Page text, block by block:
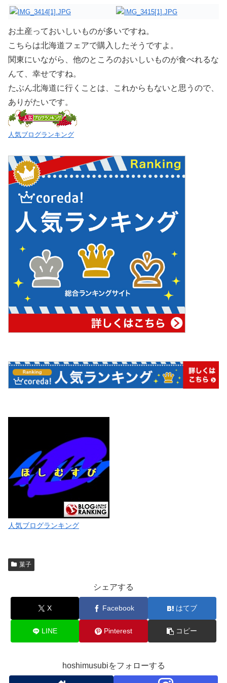
お土産っておいしいものが多いですね。
こちらは北海道フェアで購入したそうですよ。
関東にいながら、他のところのおいしいものが食べれるな
んて、幸せですね。
たぶん北海道に行くことは、これからもないと思うので、
ありがたいです。
人気ブログランキング
人気ブログランキング
菓子
シェアする
X Facebook はてブ
LINE Pinterest コピー
hoshimusubiをフォローする